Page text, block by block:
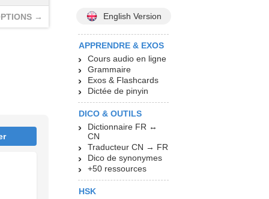
→ English Version
APPRENDRE & EXOS
Cours audio en ligne
Grammaire
Exos & Flashcards
Dictée de pinyin
DICO & OUTILS
Dictionnaire FR ↔
CN
Traducteur CN → FR
Dico de synonymes
+50 ressources
HSK